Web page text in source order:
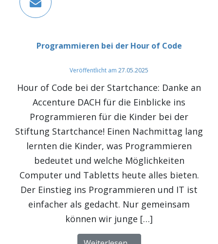
Programmieren bei der Hour of Code
Veröffentlicht am 27.05.2025
Hour of Code bei der Startchance: Danke an
Accenture DACH für die Einblicke ins
Programmieren für die Kinder bei der
Stiftung Startchance! Einen Nachmittag lang
lernten die Kinder, was Programmieren
bedeutet und welche Möglichkeiten
Computer und Tabletts heute alles bieten.
Der Einstieg ins Programmieren und IT ist
einfacher als gedacht. Nur gemeinsam
können wir junge […]